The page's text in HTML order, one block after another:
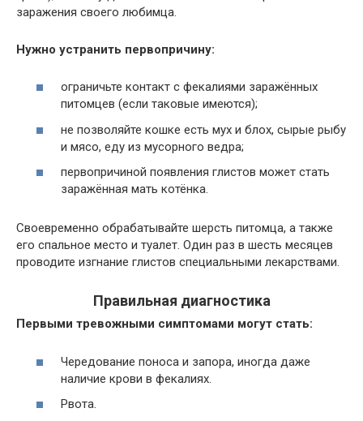
заражения своего любимца.
Нужно устранить первопричину:
ограничьте контакт с фекалиями заражённых
питомцев (если таковые имеются);
не позволяйте кошке есть мух и блох, сырые рыбу
и мясо, еду из мусорного ведра;
первопричиной появления глистов может стать
заражённая мать котёнка.
Своевременно обрабатывайте шерсть питомца, а также
его спальное место и туалет. Один раз в шесть месяцев
проводите изгнание глистов специальными лекарствами.
Правильная диагностика
Первыми тревожными симптомами могут стать:
Чередование поноса и запора, иногда даже
наличие крови в фекалиях.
Рвота.